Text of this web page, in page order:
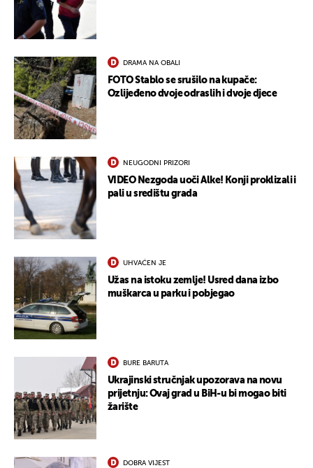
DRAMA NA OBALI
FOTO Stablo se srušilo na kupače:
Ozlijeđeno dvoje odraslih i dvoje djece
NEUGODNI PRIZORI
VIDEO Nezgoda uoči Alke! Konji proklizali i
pali u središtu grada
UHVAĆEN JE
Užas na istoku zemlje! Usred dana izbo
muškarca u parku i pobjegao
BURE BARUTA
Ukrajinski stručnjak upozorava na novu
prijetnju: Ovaj grad u BiH-u bi mogao biti
žarište
DOBRA VIJEST